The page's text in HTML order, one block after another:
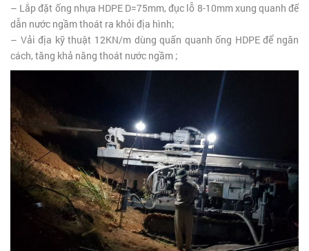
– Lắp đặt ống nhựa HDPE D=75mm, đục lỗ 8-10mm xung quanh để
dẫn nước ngầm thoát ra khỏi địa hình;
– Vải địa kỹ thuật 12KN/m dùng quấn quanh ống HDPE để ngăn
cách, tăng khả năng thoát nước ngầm ;